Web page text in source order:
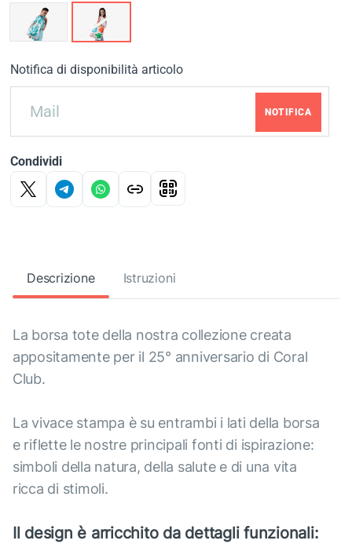
Notifica di disponibilità articolo
NOTIFICA
Condividi
Descrizione Istruzioni
La borsa tote della nostra collezione creata
appositamente per il 25° anniversario di Coral
Club.
La vivace stampa è su entrambi i lati della borsa
e riflette le nostre principali fonti di ispirazione:
simboli della natura, della salute e di una vita
ricca di stimoli.
Il design è arricchito da dettagli funzionali: